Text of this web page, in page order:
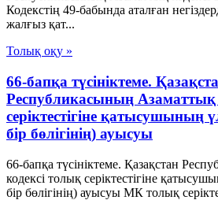
Кодекстiң 49-бабында аталған
жалғыз қат...
Толық оқу »
66-бапқа түсініктеме.
Республикасының Азаматтық
серіктестігіне қатысушының
бір бөлігінің) ауысуы
66-бапқа түсініктеме. Қазақстан
кодексі толық серіктестігіне
бір бөлігінің) ауысуы МК толық